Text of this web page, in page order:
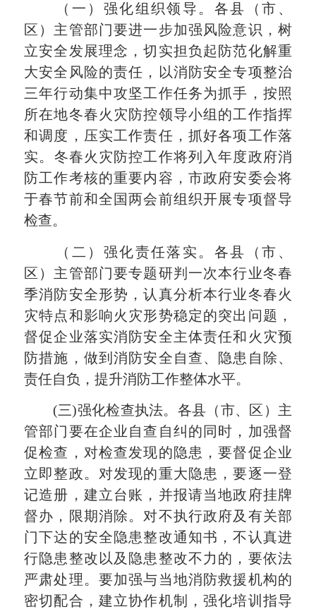
（一）强化组织领导。 各县（市、
区）主管部门要进一步加强风险意识，树
立安全发展理念，切实担负起防范化解重
大安全风险的责任，以消防安全专项整治
三年行动集中攻坚工作任务为抓手，按照
所在地冬春火灾防控领导小组的工作指挥
和调度，压实工作责任，抓好各项工作落
实。 冬春火灾防控工作将列入年度政府消
防工作考核的重要内容，市政府安委会将
于春节前和全国两会前组织开展专项督导
检查。
（二）强化责任落实。 各县（市、
区）主管部门要专题研判一次本行业冬春
季消防安全形势，认真分析本行业冬春火
灾特点和影响火灾形势稳定的突出问题，
督促企业落实消防安全主体责任和火灾预
防措施，做到消防安全自查、隐患自除、
责任自负，提升消防工作整体水平。
(三)强化检查执法。 各县（市、区）主
管部门要在企业自查自纠的同时，加强督
促检查，对检查发现的隐患，要督促企业
立即整政。对发现的重大隐患，要逐一登
记造册，建立台账，并报请当地政府挂牌
督办，限期消除。对不执行政府及有关部
门下达的安全隐患整改通知书，不认真进
行隐患整改以及隐患整改不力的，要依法
严肃处理。要加强与当地消防救援机构的
密切配合，建立协作机制，强化培训指导